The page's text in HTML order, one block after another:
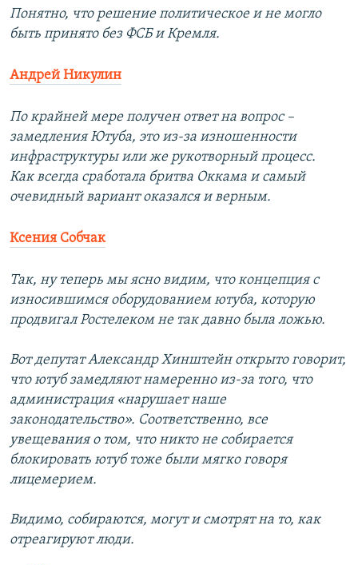
Понятно, что решение политическое и не могло
быть принято без ФСБ и Кремля.
Андрей Никулин
По крайней мере получен ответ на вопрос –
замедления Ютуба, это из-за изношенности
инфраструктуры или же рукотворный процесс.
Как всегда сработала бритва Оккама и самый
очевидный вариант оказался и верным.
Ксения Собчак
Так, ну теперь мы ясно видим, что концепция с
износившимся оборудованием ютуба, которую
продвигал Ростелеком не так давно была ложью.
Вот депутат Александр Хинштейн открыто говорит,
что ютуб замедляют намеренно из-за того, что
администрация «нарушает наше
законодательство». Соответственно, все
увещевания о том, что никто не собирается
блокировать ютуб тоже были мягко говоря
лицемерием.
Видимо, собираются, могут и смотрят на то, как
отреагируют люди.